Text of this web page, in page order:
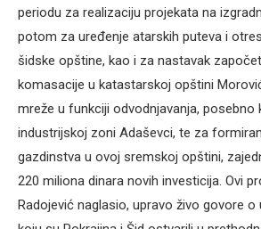
periodu za realizaciju projekata na
potom za uređenje atarskih puteva i
šidske opštine, kao i za nastavak
komasacije u katastarskoj opštini
mreže u funkciji odvodnjavanja, posebno
industrijskoj zoni Adaševci, te za
gazdinstva u ovoj sremskoj opštini,
220 miliona dinara novih investicija. Ovi
Radojević naglasio, upravo živo govore o